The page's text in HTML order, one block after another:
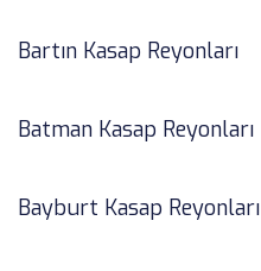
Bartın Kasap Reyonları
Batman Kasap Reyonları
Bayburt Kasap Reyonları